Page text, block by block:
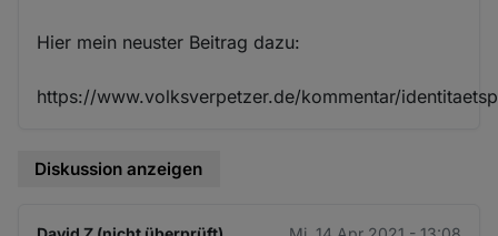
Hier mein neuster Beitrag dazu:
https://www.volksverpetzer.de/kommentar/
Diskussion anzeigen